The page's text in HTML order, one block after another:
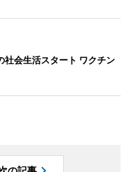
社会生活スタート ワクチン